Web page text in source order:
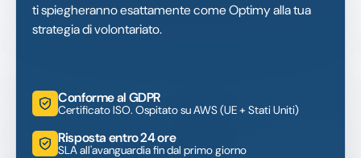
ti spiegheranno esattamente come Optimy alla tua
strategia di volontariato.
Conforme al GDPR
Certificato ISO. Ospitato su AWS (UE + Stati Uniti)
Risposta entro 24 ore
SLA all'avanguardia fin dal primo giorno